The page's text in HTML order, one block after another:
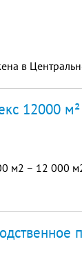
в
12000 м²
м2 – 12 000